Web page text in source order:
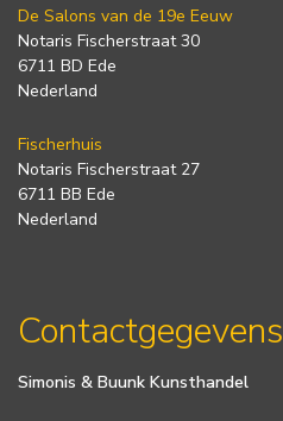
De Salons van de 19e Eeuw
Notaris Fischerstraat 30
6711 BD Ede
Nederland
Fischerhuis
Notaris Fischerstraat 27
6711 BB Ede
Nederland
Contactgegevens
Simonis & Buunk Kunsthandel